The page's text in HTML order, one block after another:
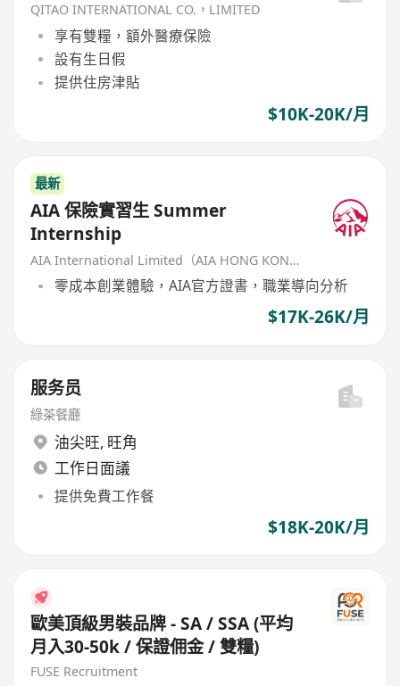
QITAO INTERNATIONAL CO.，LIMITED
享有雙糧，額外醫療保險
設有生日假
提供住房津貼
$10K-20K/月
最新
AIA 保險實習生 Summer
Internship
AIA International Limited（AIA HONG KONG）
零成本創業體驗，AIA官方證書，職業導向分析
$17K-26K/月
服务员
綠茶餐廳
油尖旺, 旺角
工作日面議
提供免費工作餐
$18K-20K/月
歐美頂級男裝品牌 - SA / SSA (平均
月入30-50k / 保證佣金 / 雙糧)
FUSE Recruitment